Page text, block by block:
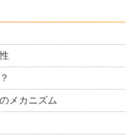
メカニズム